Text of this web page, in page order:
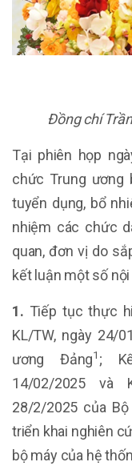
Đồng chí
Tại phiên họp
chức Trung ương
tuyển dụng, bổ
nhiệm các chức
quan, đơn vị do
kết luận một số
1. Tiếp tục thực
KL/TW, ngày 24/
ương Đảng1 ;
14/02/2025 và
28/2/2025 của
triển khai nghiên
bộ máy của hệ